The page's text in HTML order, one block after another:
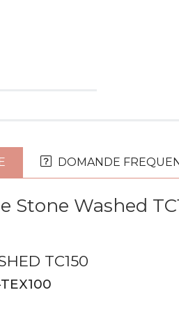
DOMANDE
Stone Washed
TC150